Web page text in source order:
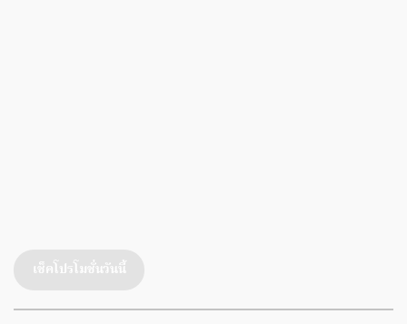
เช็คโปรโมชั่นวันนี้